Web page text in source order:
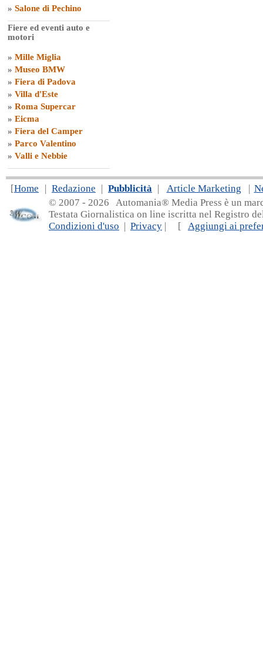
» Salone di Pechino
Fiere ed eventi auto e
motori
» Mille Miglia
» Museo BMW
» Fiera di Padova
» Villa d'Este
» Roma Supercar
» Eicma
» Fiera del Camper
» Parco Valentino
» Valli e Nebbie
[Home | Redazione | Pubblicità | Article Marketing |
© 2007 - 2026 Automania® Media Press è un
Testata Giornalistica on line iscritta nel Registro
Condizioni d'uso | Privacy | [ Aggiungi ai